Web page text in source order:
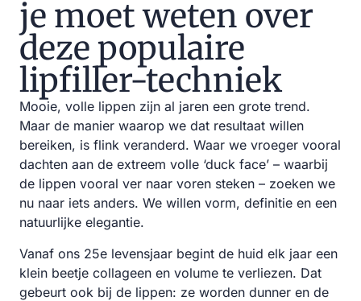
je moet weten over
deze populaire
lipfiller-techniek
Mooie, volle lippen zijn al jaren een grote trend.
Maar de manier waarop we dat resultaat willen
bereiken, is flink veranderd. Waar we vroeger vooral
dachten aan de extreem volle ‘duck face’ – waarbij
de lippen vooral ver naar voren steken – zoeken we
nu naar iets anders. We willen vorm, definitie en een
natuurlijke elegantie.
Vanaf ons 25e levensjaar begint de huid elk jaar een
klein beetje collageen en volume te verliezen. Dat
gebeurt ook bij de lippen: ze worden dunner en de